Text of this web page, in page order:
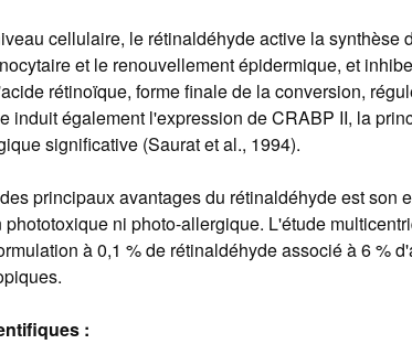
cellulaire, le rétinaldéhyde active la
et le renouvellement épidermique, et
rétinoïque, forme finale de la conversion,
induit également l'expression de CRABP II, la
significative (Saurat et al., 1994).
principaux avantages du rétinaldéhyde est son
ni photo-allergique. L'étude
à 0,1 % de rétinaldéhyde associé à 6 %
: